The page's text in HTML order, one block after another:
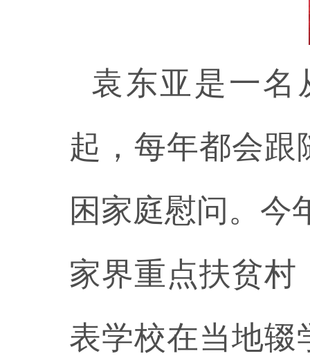
袁东亚是一名
起，每年都会
困家庭慰问。今
家界重点扶贫村
表学校在当地辍